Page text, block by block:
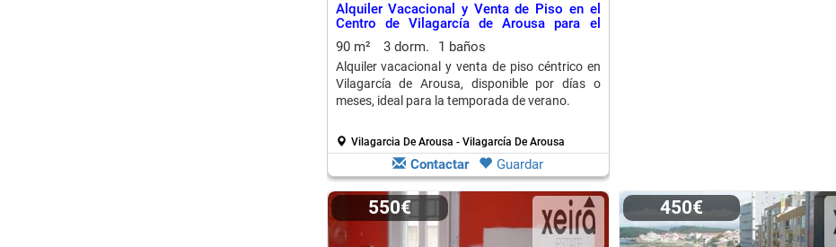
Alquiler Vacacional y Venta de Piso en el
Centro de Vilagarcía de Arousa para el
Verano
90 m² 3 dorm. 1 baños
Alquiler vacacional y venta de piso céntrico en
Vilagarcía de Arousa, disponible por días o
meses, ideal para la temporada de verano.
Vilagarcia De Arousa - Vilagarcía De Arousa
Contactar Guardar
550€ 450€